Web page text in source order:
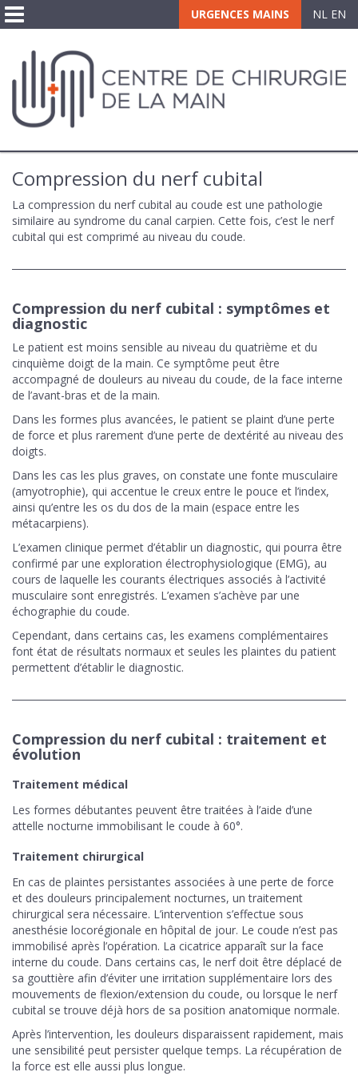
Toggle
URGENCES MAINS NL EN
Compression du nerf cubital
La compression du nerf cubital au coude est une pathologie
similaire au syndrome du canal carpien. Cette fois, c’est le nerf
cubital qui est comprimé au niveau du coude.
Compression du nerf cubital : symptômes et
diagnostic
Le patient est moins sensible au niveau du quatrième et du
cinquième doigt de la main. Ce symptôme peut être
accompagné de douleurs au niveau du coude, de la face interne
de l’avant-bras et de la main.
Dans les formes plus avancées, le patient se plaint d’une perte
de force et plus rarement d’une perte de dextérité au niveau des
doigts.
Dans les cas les plus graves, on constate une fonte musculaire
(amyotrophie), qui accentue le creux entre le pouce et l’index,
ainsi qu’entre les os du dos de la main (espace entre les
métacarpiens).
L’examen clinique permet d’établir un diagnostic, qui pourra être
confirmé par une exploration électrophysiologique (EMG), au
cours de laquelle les courants électriques associés à l’activité
musculaire sont enregistrés. L’examen s’achève par une
échographie du coude.
Cependant, dans certains cas, les examens complémentaires
font état de résultats normaux et seules les plaintes du patient
permettent d’établir le diagnostic.
Compression du nerf cubital : traitement et
évolution
Traitement médical
Les formes débutantes peuvent être traitées à l’aide d’une
attelle nocturne immobilisant le coude à 60°.
Traitement chirurgical
En cas de plaintes persistantes associées à une perte de force
et des douleurs principalement nocturnes, un traitement
chirurgical sera nécessaire. L’intervention s’effectue sous
anesthésie locorégionale en hôpital de jour. Le coude n’est pas
immobilisé après l’opération. La cicatrice apparaît sur la face
interne du coude. Dans certains cas, le nerf doit être déplacé de
sa gouttière afin d’éviter une irritation supplémentaire lors des
mouvements de flexion/extension du coude, ou lorsque le nerf
cubital se trouve déjà hors de sa position anatomique normale.
Après l’intervention, les douleurs disparaissent rapidement, mais
une sensibilité peut persister quelque temps. La récupération de
la force est elle aussi plus longue.